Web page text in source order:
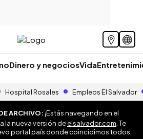
Dinero y negociosVida
Hospital Rosales Empleos El Salvador
ARCHIVO:¡Estás navegando en el
la nueva versión deelsalvador.com . Te
portal país donde coincidimos todos.